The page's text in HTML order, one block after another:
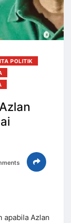
POLITIK
apabila Azlan